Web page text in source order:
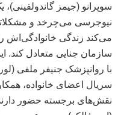
سوپرانو (جیمز گاندولفینی)،
نیوجرسی می‌چرخد و
می‌کند زندگی خانوادگی‌اش
سازمان جنایی متعادل کند.
با روانپزشک جنیفر ملفی
سریال اعضای خانواده،
نقش‌های برجسته حضور